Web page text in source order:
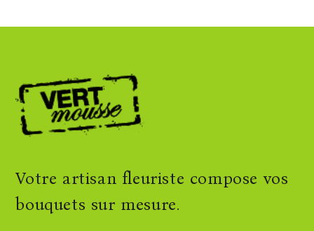
Votre artisan fleuriste compose vos
bouquets sur mesure.